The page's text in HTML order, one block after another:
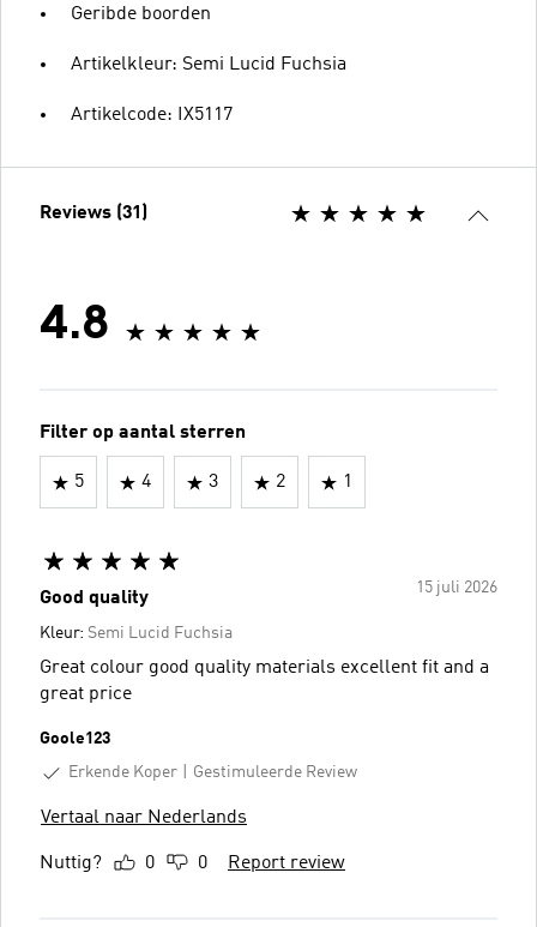
Geribde boorden
Artikelkleur: Semi Lucid Fuchsia
Artikelcode: IX5117
Reviews (31)
4.8
Filter op aantal sterren
5 4 3 2 1
15 juli 2026
Good quality
Kleur: Semi Lucid Fuchsia
Great colour good quality materials excellent fit and a
great price
Goole123
Erkende Koper
Gestimuleerde Review
Vertaal naar Nederlands
Nuttig? 0 0 Report review